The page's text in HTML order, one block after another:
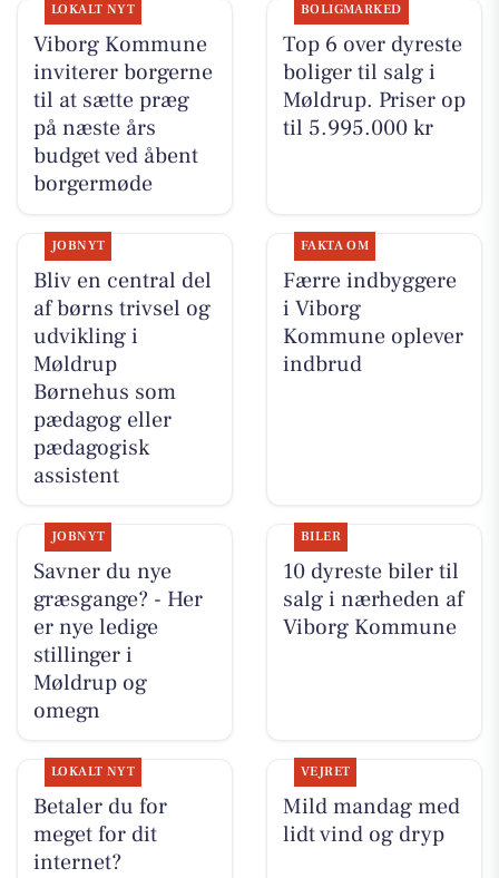
LOKALT NYT
Viborg Kommune
inviterer borgerne
til at sætte præg
på næste års
budget ved åbent
borgermøde
BOLIGMARKED
Top 6 over dyreste
boliger til salg i
Møldrup. Priser op
til 5.995.000 kr
JOBNYT
Bliv en central del
af børns trivsel og
udvikling i
Møldrup
Børnehus som
pædagog eller
pædagogisk
assistent
FAKTA OM
Færre indbyggere
i Viborg
Kommune oplever
indbrud
JOBNYT
Savner du nye
græsgange? - Her
er nye ledige
stillinger i
Møldrup og
omegn
BILER
10 dyreste biler til
salg i nærheden af
Viborg Kommune
LOKALT NYT
Betaler du for
meget for dit
internet?
VEJRET
Mild mandag med
lidt vind og dryp